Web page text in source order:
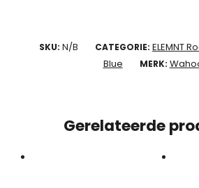
SKU: N/B CATEGORIE: ELEMNT
Blue
MERK:
Gerelateerde